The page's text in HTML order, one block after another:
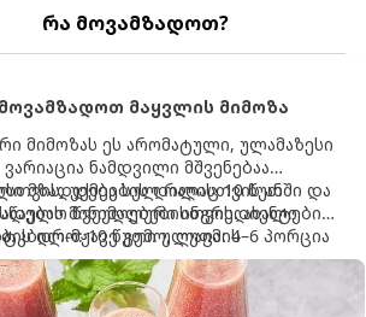
რა მოვამზადოთ?
მაყვლის მიმოზა
მიმოზას ეს არომატული, ულამაზესი
ნამდვილი მშვენებაა
უქმეების დილისთვის ან
წვეულებებისთვის. ახალი
მჟავე გემო, ლაიმის
არომატი და ცქრიალა ღვინის
ქმნის საოცრად დახვეწილ და
კოქტეილს.
მზადდება სულ რაღაც 10 წუთში და
მინიმალური ინგრედიენტები
დრო: 10 წუთი ულუფა: 4–6 პორცია